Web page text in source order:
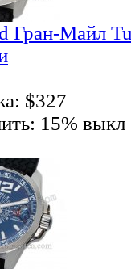
Гран-Майл
$327
15% выкл